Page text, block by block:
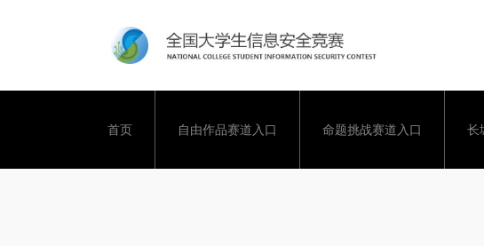
首页 自由作品赛道入口 命题挑战赛道入口 长